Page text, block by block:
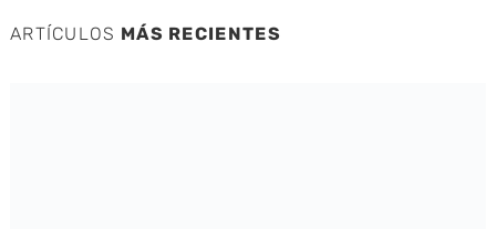
ARTÍCULOS MÁS RECIENTES